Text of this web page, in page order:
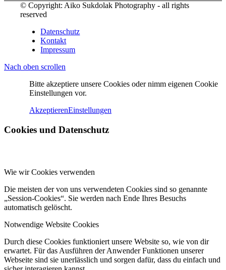
© Copyright: Aiko Sukdolak Photography - all rights
reserved
Datenschutz
Kontakt
Impressum
Nach oben scrollen
Bitte akzeptiere unsere Cookies oder nimm eigenen Cookie
Einstellungen vor.
AkzeptierenEinstellungen
Cookies und Datenschutz
Wie wir Cookies verwenden
Die meisten der von uns verwendeten Cookies sind so genannte
„Session-Cookies“. Sie werden nach Ende Ihres Besuchs
automatisch gelöscht.
Notwendige Website Cookies
Durch diese Cookies funktioniert unsere Website so, wie von dir
erwartet. Für das Ausführen der Anwender Funktionen unserer
Webseite sind sie unerlässlich und sorgen dafür, dass du einfach und